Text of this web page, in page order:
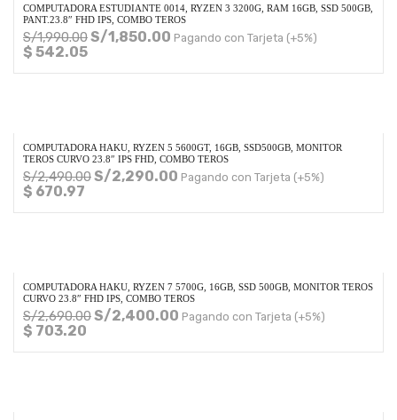
COMPUTADORA ESTUDIANTE 0014, RYZEN 3 3200G, RAM 16GB, SSD 500GB,
PANT.23.8″ FHD IPS, COMBO TEROS
S/1,990.00S/1,850.00 Pagando con Tarjeta (+5%)
$ 542.05
COMPUTADORA HAKU, RYZEN 5 5600GT, 16GB, SSD500GB, MONITOR
TEROS CURVO 23.8″ IPS FHD, COMBO TEROS
S/2,490.00S/2,290.00 Pagando con Tarjeta (+5%)
$ 670.97
COMPUTADORA HAKU, RYZEN 7 5700G, 16GB, SSD 500GB, MONITOR TEROS
CURVO 23.8″ FHD IPS, COMBO TEROS
S/2,690.00S/2,400.00 Pagando con Tarjeta (+5%)
$ 703.20